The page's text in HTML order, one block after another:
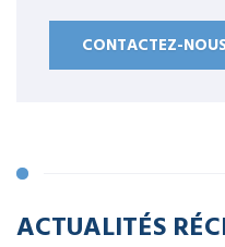
CONTACTEZ-
ACTUALITÉS